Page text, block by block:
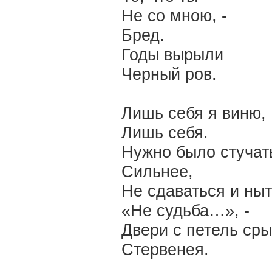
Не со мною, -
Бред.
Годы вырыли
Черный ров.
Лишь себя я виню,
Лишь себя.
Нужно было
Сильнее,
Не сдаваться и
«Не судьба…», -
Двери с петель
Стервенея.